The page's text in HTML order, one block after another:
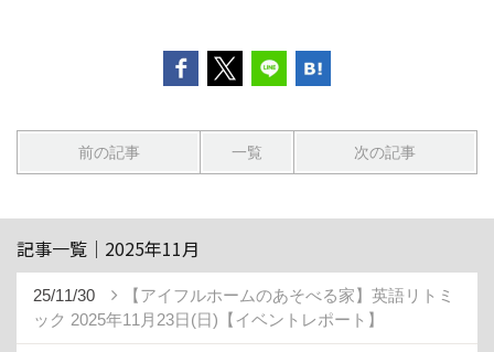
前の記事 一覧 次の記事
記事一覧｜2025年11月
25/11/30
【アイフルホームのあそべる家】英語リトミ
ック 2025年11月23日(日)【イベントレポート】